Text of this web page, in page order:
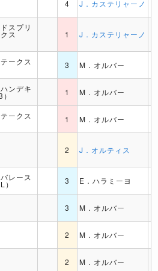
4 J．カステリャーノ
スプリ
ス 1 J．カステリャーノ
ークス 3 M．オルバー
ンデキ
） 1 M．オルバー
ークス 1 M．オルバー
2 J．オルティス
レース
） 3 E．ハラミーヨ
3 M．オルバー
2 M．オルバー
2 M．オルバー